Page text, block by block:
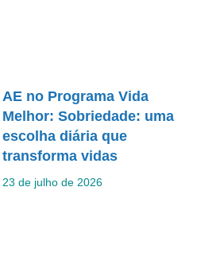
AE no Programa Vida
Melhor: Sobriedade: uma
escolha diária que
transforma vidas
23 de julho de 2026